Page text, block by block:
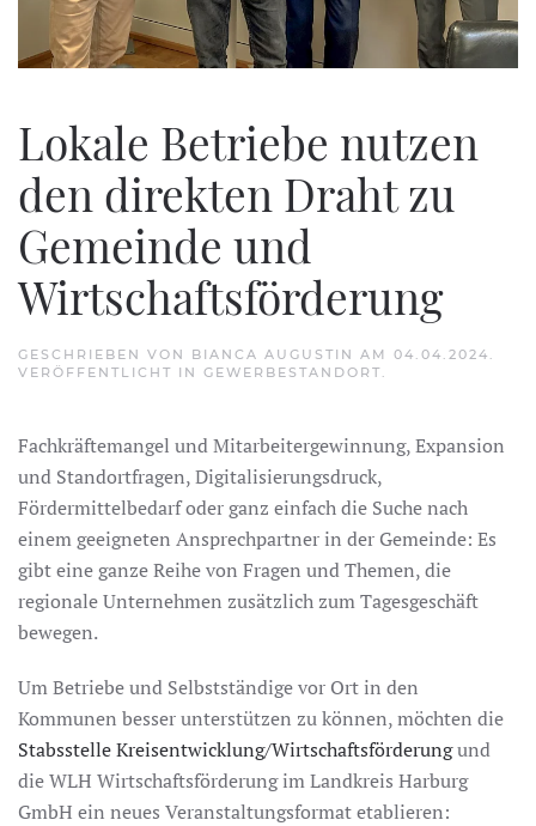
Lokale Betriebe nutzen
den direkten Draht zu
Gemeinde und
Wirtschaftsförderung
GESCHRIEBEN VON BIANCA AUGUSTIN AM 04.04.2024
VERÖFFENTLICHT IN GEWERBESTANDORT
Fachkräftemangel und Mitarbeitergewinnung, Expansion
und Standortfragen, Digitalisierungsdruck,
Fördermittelbedarf oder ganz einfach die Suche nach
einem geeigneten Ansprechpartner in der Gemeinde: Es
gibt eine ganze Reihe von Fragen und Themen, die
regionale Unternehmen zusätzlich zum Tagesgeschäft
bewegen.
Um Betriebe und Selbstständige vor Ort in den
Kommunen besser unterstützen zu können, möchten die
Stabsstelle Kreisentwicklung/Wirtschaftsförderungund
die WLH Wirtschaftsförderung im Landkreis Harburg
GmbH ein neues Veranstaltungsformat etablieren: